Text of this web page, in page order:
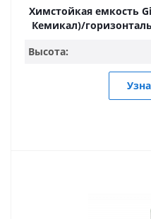
Химстойкая емкость
Кемикал)/
Высота: